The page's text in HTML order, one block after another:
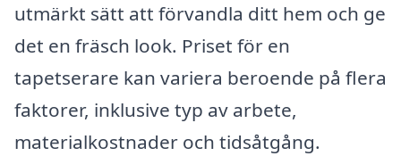
utmärkt sätt att förvandla ditt hem och ge
det en fräsch look. Priset för en
tapetserare kan variera beroende på flera
faktorer, inklusive typ av arbete,
materialkostnader och tidsåtgång.